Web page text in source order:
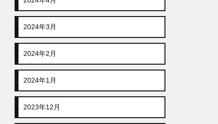
2024年3月
2024年2月
2024年1月
2023年12月